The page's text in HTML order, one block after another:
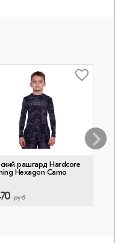
рашгард Hardcore
Hexagon Camo
руб